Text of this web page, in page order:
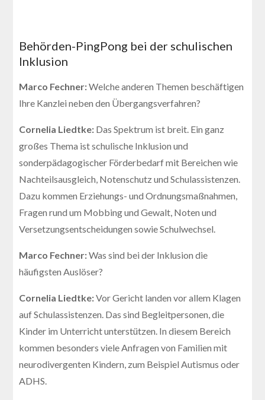
Behörden-PingPong bei der schulischen
Inklusion
Marco Fechner:Welche anderen Themen beschäftigen
Ihre Kanzlei neben den Übergangsverfahren?
Cornelia Liedtke: Das Spektrum ist breit. Ein ganz
großes Thema ist schulische Inklusion und
sonderpädagogischer Förderbedarf mit Bereichen wie
Nachteilsausgleich, Notenschutz und Schulassistenzen.
Dazu kommen Erziehungs- und Ordnungsmaßnahmen,
Fragen rund um Mobbing und Gewalt, Noten und
Versetzungsentscheidungen sowie Schulwechsel.
Marco Fechner:Was sind bei der Inklusion die
häufigsten Auslöser?
Cornelia Liedtke:Vor Gericht landen vor allem Klagen
auf Schulassistenzen. Das sind Begleitpersonen, die
Kinder im Unterricht unterstützen. In diesem Bereich
kommen besonders viele Anfragen von Familien mit
neurodivergenten Kindern, zum Beispiel Autismus oder
ADHS.